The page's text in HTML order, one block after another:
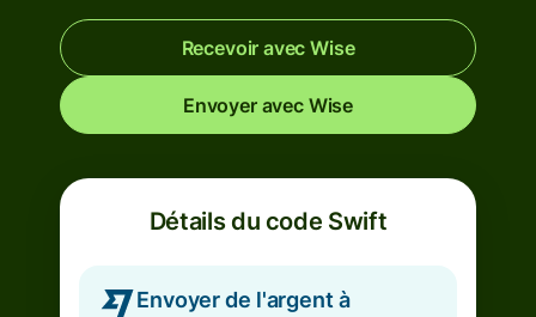
Recevoir avec Wise
Envoyer avec Wise
Détails du code Swift
Envoyer de l'argent à